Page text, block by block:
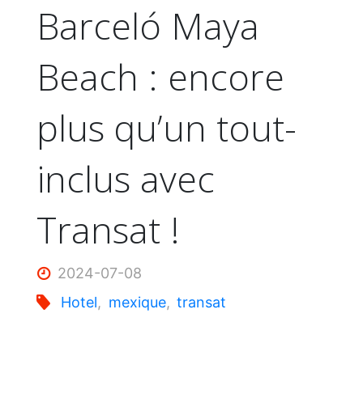
Barceló Maya
Beach : encore
plus qu’un tout-
inclus avec
Transat !
2024-07-08
Hotel, mexique, transat